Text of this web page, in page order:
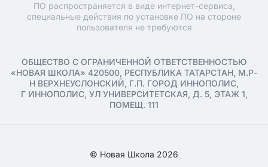
ПО распространяется в виде интернет-сервиса,
специальные действия по установке ПО на стороне
пользователя не требуются
ОБЩЕСТВО С ОГРАНИЧЕННОЙ ОТВЕТСТВЕННОСТЬЮ
«НОВАЯ ШКОЛА» 420500, РЕСПУБЛИКА ТАТАРСТАН, М.Р-
Н ВЕРХНЕУСЛОНСКИЙ, Г.П. ГОРОД ИННОПОЛИС,
Г ИННОПОЛИС, УЛ УНИВЕРСИТЕТСКАЯ, Д. 5, ЭТАЖ 1,
ПОМЕЩ. 111
© Новая Школа 2026